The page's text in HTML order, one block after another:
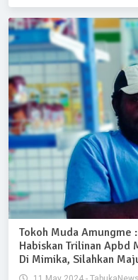
Tokoh Muda Amungme
Habiskan Trilinan Apbd
Di Mimika, Silahkan